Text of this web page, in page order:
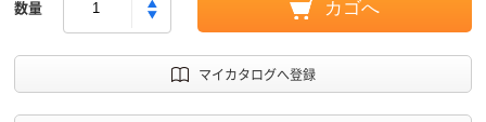
数量 カゴへ
マイカタログへ登録